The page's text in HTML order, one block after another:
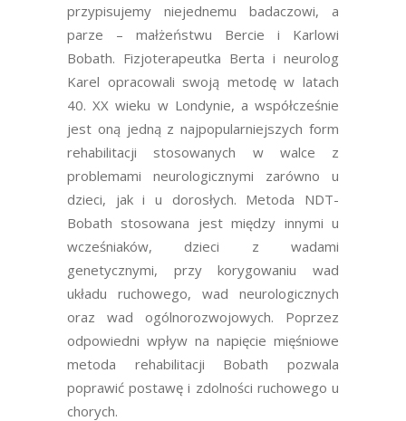
przypisujemy niejednemu badaczowi, a
parze – małżeństwu Bercie i Karlowi
Bobath. Fizjoterapeutka Berta i neurolog
Karel opracowali swoją metodę w latach
40. XX wieku w Londynie, a współcześnie
jest oną jedną z najpopularniejszych form
rehabilitacji stosowanych w walce z
problemami neurologicznymi zarówno u
dzieci, jak i u dorosłych. Metoda NDT-
Bobath stosowana jest między innymi u
wcześniaków, dzieci z wadami
genetycznymi, przy korygowaniu wad
układu ruchowego, wad neurologicznych
oraz wad ogólnorozwojowych. Poprzez
odpowiedni wpływ na napięcie mięśniowe
metoda rehabilitacji Bobath pozwala
poprawić postawę i zdolności ruchowego u
chorych.